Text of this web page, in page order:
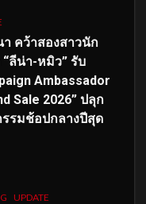
คว้าสองสาวนัก
ลีน่า-หมิว” รับ
Ambassador
Sale 2026” ปลุก
รรมช้อปกลางปีสุด
UPDATE